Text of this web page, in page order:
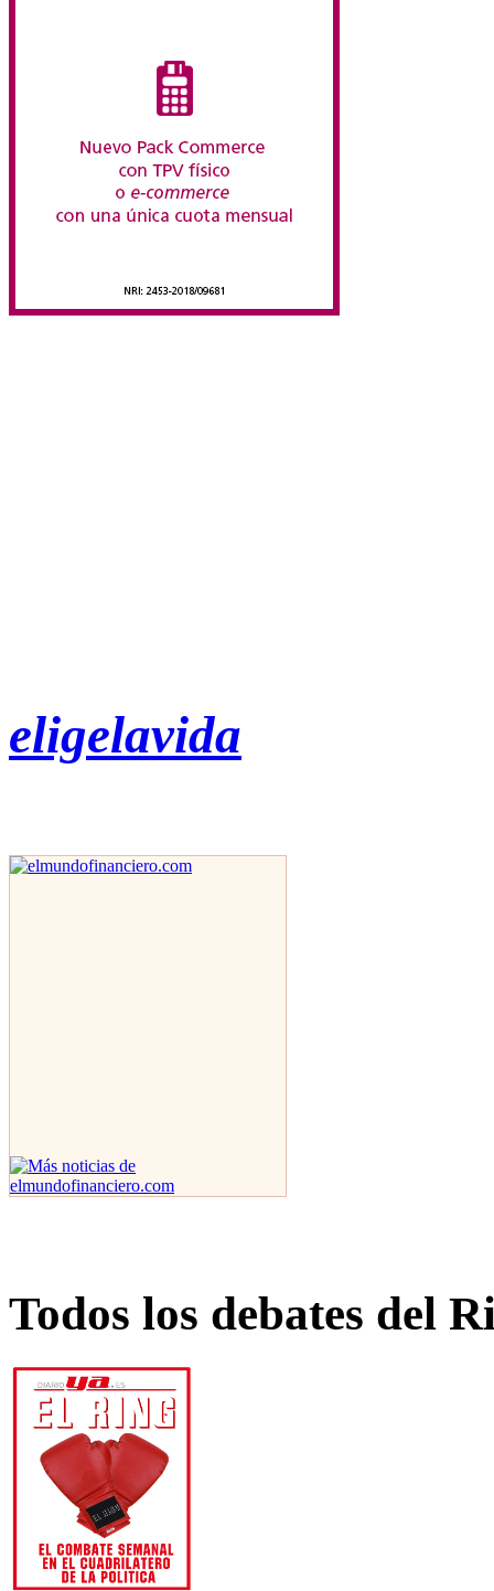
eligelavida
Todos los debates del